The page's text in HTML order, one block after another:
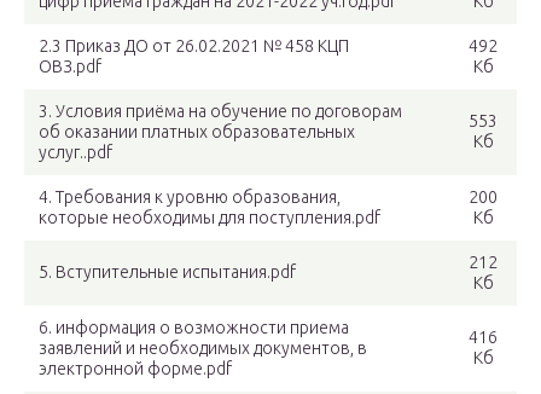
2.3 Приказ ДО от 26.02.2021 № 458 КЦП
ОВЗ.pdf
492
Кб
3. Условия приёма на обучение по договорам
об оказании платных образовательных
услуг..pdf
553
Кб
4. Требования к уровню образования,
которые необходимы для поступления.pdf
200
Кб
5. Вступительные испытания.pdf
212
Кб
6. информация о возможности приема
заявлений и необходимых документов, в
электронной форме.pdf
416
Кб